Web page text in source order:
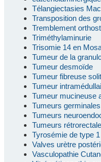
Télangiectasies
Transposition des
Tremblement
Triméthylaminurie
Trisomie 14 en
Tumeur de la
Tumeur desmoïde
Tumeur fibreuse
Tumeur
Tumeur mucineuse
Tumeurs
Tumeurs
Tumeurs
Tyrosémie de type 1
Valves urètre
Vasculopathie